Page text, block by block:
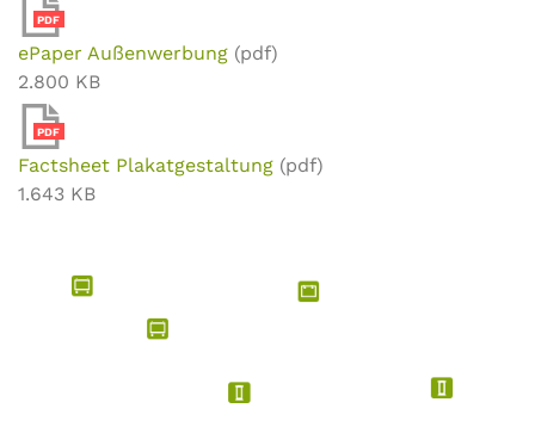
PDF
ePaper Außenwerbung (pdf)
2.800 KB
PDF
Factsheet Plakatgestaltung (pdf)
1.643 KB